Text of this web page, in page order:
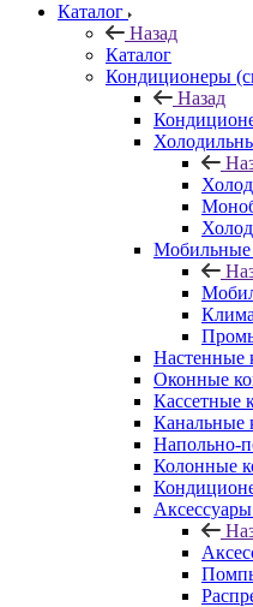
Каталог
Назад
Каталог
Кондиционеры
Назад
Мобильные
Настенные
Оконные
Кассетные
Канальные
Напольно-
Колонные